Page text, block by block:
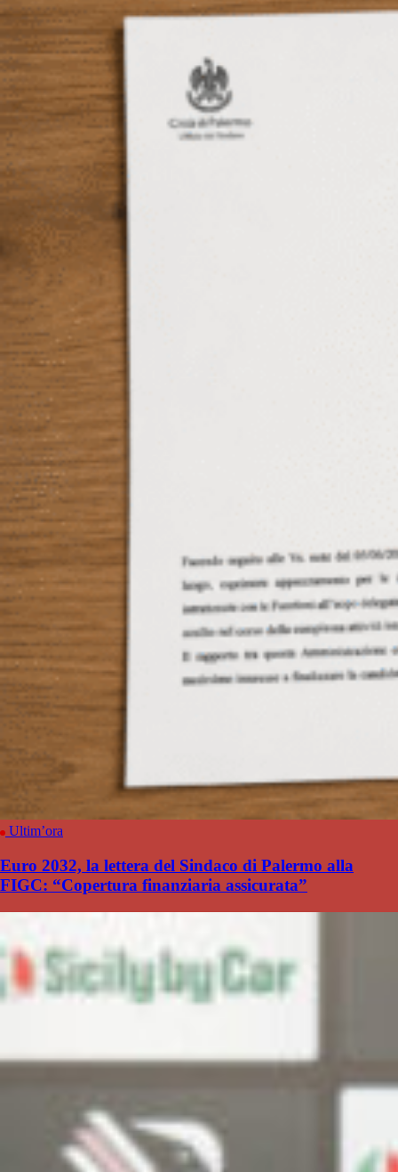
Ultim’ora
Euro 2032, la lettera del Sindaco di Palermo alla
FIGC: “Copertura finanziaria assicurata”